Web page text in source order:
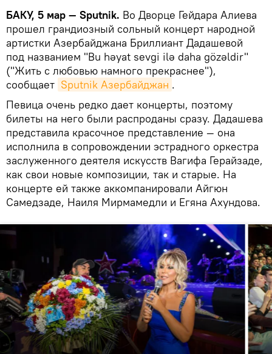
БАКУ, 5 мар — Sputnik. Во Дворце Гейдара Алиева
прошел грандиозный сольный концерт народной
артистки Азербайджана Бриллиант Дадашевой
под названием "Bu həyat sevgi ilə daha gözəldir"
("Жить с любовью намного прекраснее"),
сообщает Sputnik Азербайджан .
Певица очень редко дает концерты, поэтому
билеты на него были распроданы сразу. Дадашева
представила красочное представление — она
исполнила в сопровождении эстрадного оркестра
заслуженного деятеля искусств Вагифа Герайзаде,
как свои новые композиции, так и старые. На
концерте ей также аккомпанировали Айгюн
Самедзаде, Наиля Мирмамедли и Егяна Ахундова.